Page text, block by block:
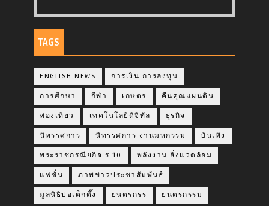
TAGS
ENGLISH NEWS การเงิน การลงทุน
การศึกษา กีฬา เกษตร คืนคุณแผ่นดิน
ท่องเที่ยว เทคโนโลยีดิจิทัล ธุรกิจ
นิทรรศการ นิทรรศการ งานมหกรรม บันเทิง
พระราชกรณียกิจ ร.10 พลังงาน สิ่งแวดล้อม
แฟชั่น ภาพข่าวประชาสัมพันธ์
มูลนิธิป่อเต็กตึ๊ง ยนตรกรร ยนตรกรรม